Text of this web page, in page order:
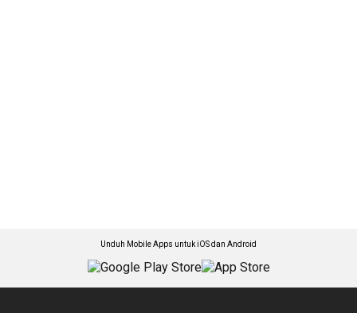
Unduh Mobile Apps untuk iOS dan Android